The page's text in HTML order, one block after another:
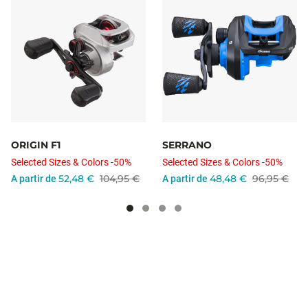
ORIGIN F1
Selected Sizes & Colors -50%
A partir de
104,95 €
52,48 €
SERRANO
Selected Sizes & Colors -50%
A partir de
96,95 €
48,48 €